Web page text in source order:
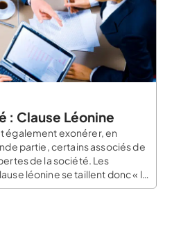
de l’entrepreneuriat
central de
[…]
: Clause Léonine
également exonérer, en
partie, certains associés de
de la société. Les
léonine se taillent donc « la
la loi interdit la stipulation